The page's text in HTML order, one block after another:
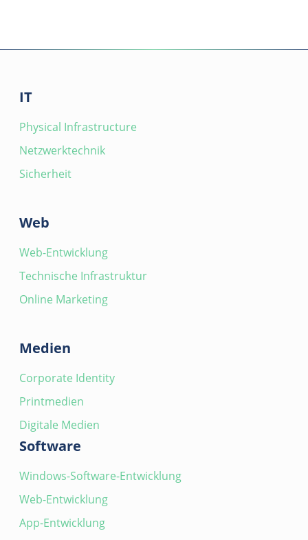
IT
Physical Infrastructure
Netzwerktechnik
Sicherheit
Web
Web-Entwicklung
Technische Infrastruktur
Online Marketing
Medien
Corporate Identity
Printmedien
Digitale Medien
Software
Windows-Software-Entwicklung
Web-Entwicklung
App-Entwicklung